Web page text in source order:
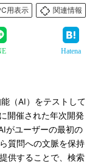
用表示
関連情報
Hatena
（AI）をテストして
開催された年次開発
がユーザーの最初の
質問への文脈を保持
供することで、検索